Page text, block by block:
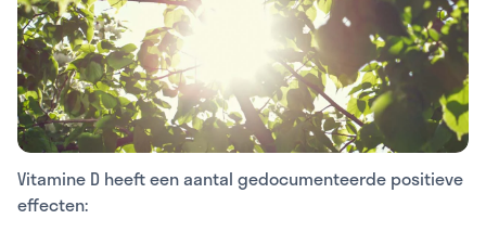
Vitamine D heeft een aantal gedocumenteerde positieve
effecten: